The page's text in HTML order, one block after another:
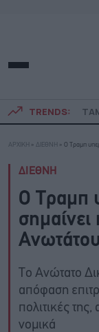
TRENDS:
ΑΡΧΙΚΗ » ΔΙΕΘΝΗ » Ο Τραμπ
ΔΙΕΘΝΗ
Ο Τραμπ
Το Ανώτατο
απόφαση
πολιτικές
νομικά